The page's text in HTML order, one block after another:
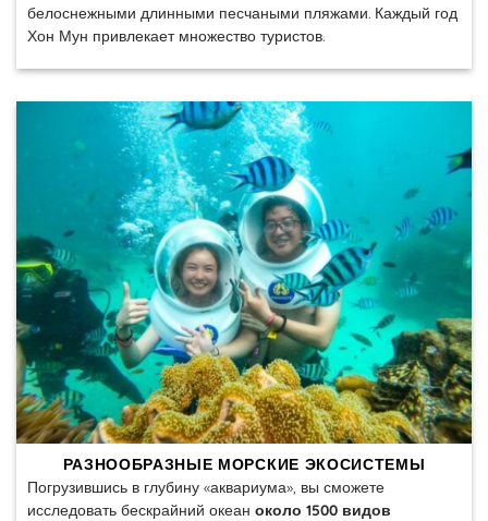
белоснежными длинными песчаными пляжами. Каждый год
Хон Мун привлекает множество туристов.
РАЗНООБРАЗНЫЕ МОРСКИЕ ЭКОСИСТЕМЫ
Погрузившись в глубину «аквариума», вы сможете
исследовать бескрайний океан около 1500 видов